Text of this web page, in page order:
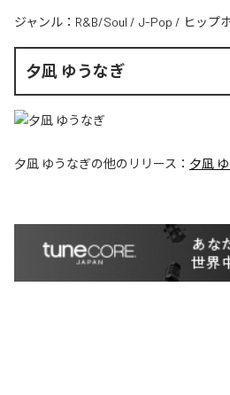
ジャンル： R&B/Soul / J-Pop / ヒップ
夕凪 ゆうなぎ
夕凪 ゆうなぎの他のリリース： 夕凪